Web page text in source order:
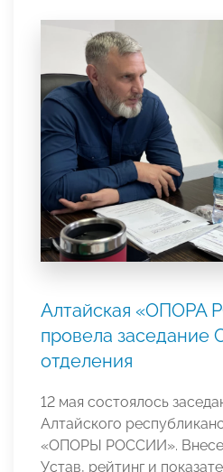
Алтайская «ОПОРА
провела заседание
отделения
12 мая состоялось
Алтайского
«ОПОРЫ РОССИИ».
Устав, рейтинг и